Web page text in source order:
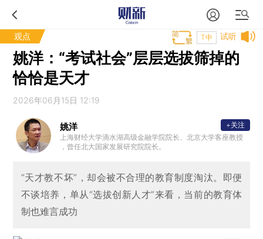
观点 试听
T中
姚洋：“考试社会”层层选拔筛掉的
恰恰是天才
2026年06月15日 12:19
姚洋
上海财经大学滴水湖高级金融学院院长、北京大学客座教授
，曾任北大国家发展研究院院长。
+关注
“天才教不坏”，却会被不合理的教育制度淘汰。即便
不谈培养，单从“选拔创新人才”来看，当前的教育体
制也难言成功